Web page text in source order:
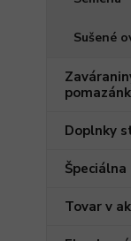
Sušené
Doplnky
Tovar v